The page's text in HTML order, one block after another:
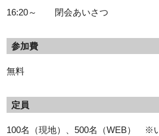
16:20～ 閉会あいさつ
参加費
無料
定員
100名（現地）、500名（WEB） ※